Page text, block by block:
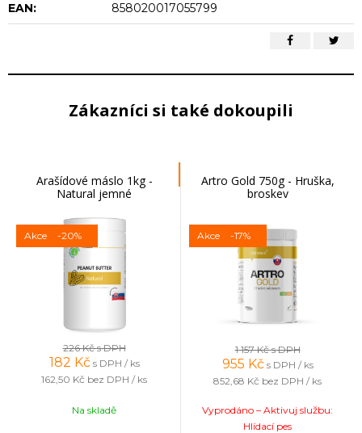
EAN: 858020017055799
Zákazníci si také dokoupili
Arašídové máslo 1kg -
Natural jemné
Akce -20%
226 Kčs DPH
182 Kč s DPH / ks
162,50 Kč bez DPH / ks
Na skladě
Artro Gold 750g - Hruška,
broskev
Akce -17%
1 157 Kčs DPH
955 Kč s DPH / ks
852,68 Kč bez DPH / ks
Vyprodáno – Aktivuj službu:
Hlídací pes